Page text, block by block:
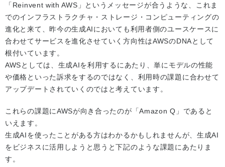
「Reinvent with AWS」というメッセージが合うような、これま
でのインフラストラクチャ・ストレージ・コンピューティングの
進化と来て、昨今の生成AIにおいても利用者側のユースケースに
合わせてサービスを進化させていく方向性はAWSのDNAとして
根付いています。
AWSとしては、生成AIを利用するにあたり、単にモデルの性能
や価格といった訴求をするのではなく、利用時の課題に合わせて
アップデートされていくのではと考えています。
これらの課題にAWSが向き合ったのが「Amazon Q」であると
いえます。
生成AIを使ったことがある方はわかるかもしれませんが、生成AI
をビジネスに活用しようと思うと下記のような課題にあたりま
す。